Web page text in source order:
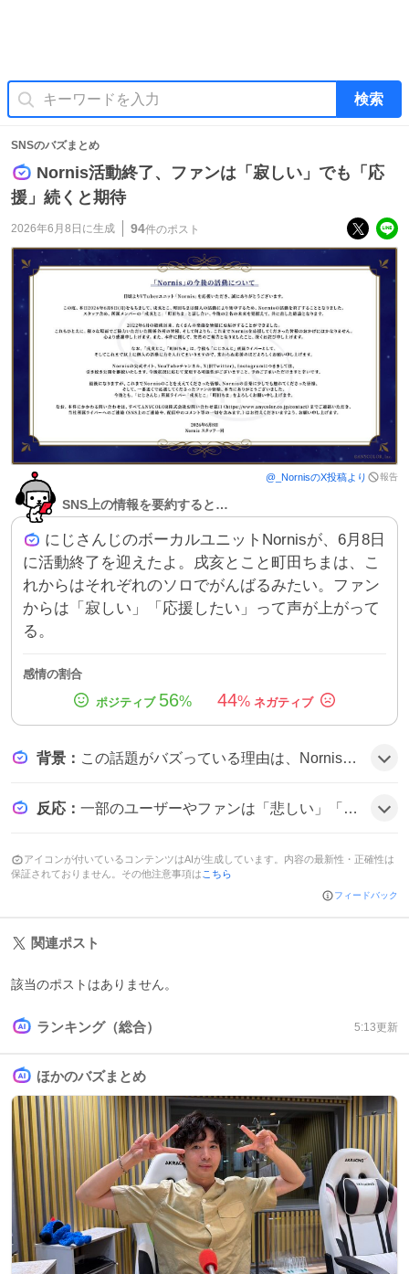
検索
SNSのバズまとめ
Nornis活動終了、ファンは「寂しい」でも「応
援」続くと期待
2026年6月8日 に生成 94件のポスト
@ _NornisのX投稿より 報告
SNS上の情報を要約すると…
にじさんじのボーカルユニットNornisが、6月8日
に活動終了を迎えたよ。戌亥とこと町田ちまは、こ
れからはそれぞれのソロでがんばるみたい。ファン
からは「寂しい」「応援したい」って声が上がって
る。
感情の割合
56% 44%
背景 ： この話題がバズっている理由は、Nornisが独自の歌声とライブ演出で多くのファンの心を掴んでいたことと、メンバー個々のソロ活動がすでに注目を浴びていたため、解散のニュースが大きな関心を呼んだようだ。
反応 ： 一部のユーザーやファンは「悲しい」「寂しい」と感情を表しつつ、「ありがとう」「これからも応援します」など感謝と応援の声も見られる。「Nornis最高だった」や「ライブに行きたかった」など具体的な思い出が語られ、全体的に温かい雰囲気が伝わる。
アイコンが付いているコンテンツはAIが生成しています。内容の最新性・正確性は
保証されておりません。その他注意事項はこちら
フィードバック
関連ポスト
該当のポストはありません。
ランキング（総合） 5:13更新
ほかのバズまとめ